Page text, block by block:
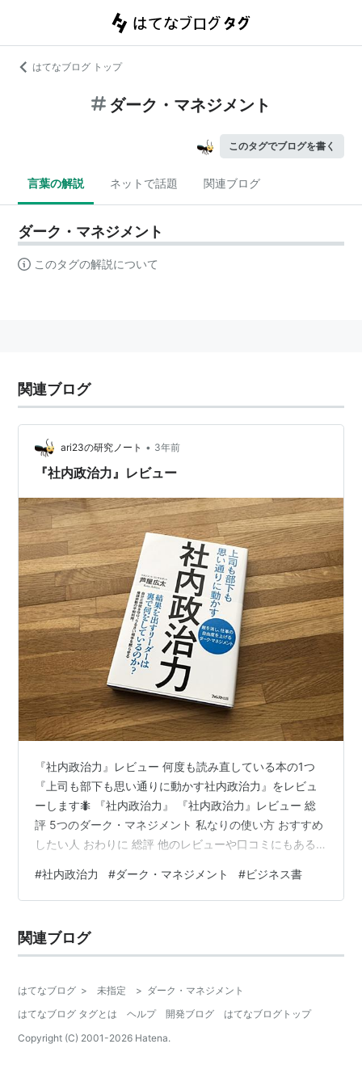
はてなブログ トップ
ダーク・マネジメント
このタグでブログを書く
言葉の解説 ネットで話題 関連ブログ
ダーク・マネジメント
このタグの解説について
関連ブログ
ari23の研究ノート • 3年前
『社内政治力』レビュー
『社内政治力』レビュー 何度も読み直している本の1つ
『上司も部下も思い通りに動かす社内政治力』をレビュ
ーします🐜 『社内政治力』 『社内政治力』レビュー 総
評 5つのダーク・マネジメント 私なりの使い方 おすすめ
したい人 おわりに 総評 他のレビューや口コミにもある
社内政治をどう進めていけばいいのか、その手段や使い
方を解説しています。 私自身の会社員生活を振り返る
人が会社を牛耳っているかのようにも見えました。本書
を読むと、そういった人が一体何をやっていたのか、少
#社内政治力 #ダーク・マネジメント #ビジネス書
関連ブログ
はてなブログ > 未指定 > ダーク・マネジメント
はてなブログ タグとは
ヘルプ 開発ブログ
はてなブログトップ
Copyright (C) 2001-2026 Hatena.